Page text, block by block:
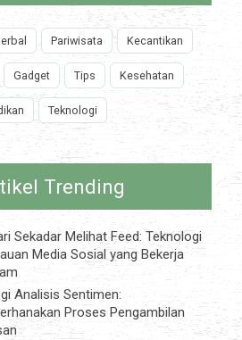
Pariwisata Kecantikan
Gadget Tips Kesehatan
Teknologi
Trending
Sekadar Melihat Feed: Teknologi
Media Sosial yang Bekerja
Analisis Sentimen:
Proses Pengambilan